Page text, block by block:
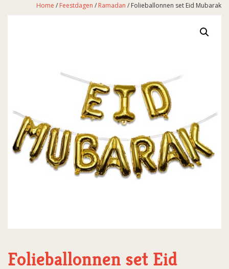
Home / Feestdagen / Ramadan / Folieballonnen set Eid Mubarak
Folieballonnen set Eid